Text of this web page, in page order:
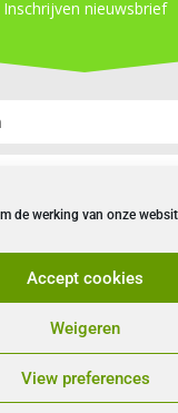
de werking van onze
Accept cookies
Weigeren
View preferences
Inschrijven nieuwsbrief
Inschrijven